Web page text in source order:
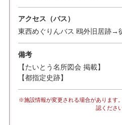
アクセス（バス）
東西めぐりんバス 鴎外旧居跡→
備考
【たいとう名所図会 掲載】
【都指定史跡】
※施設情報が変更される場合があります
認ください